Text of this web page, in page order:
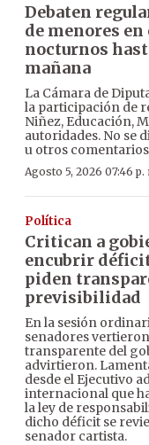
Debaten
de menores en
nocturnos
mañana
La Cámara de
la participación de
Niñez, Educación,
autoridades. No se
u otros
Agosto 5, 2026 07:46 p.
Política
Critican a
encubrir
piden
previsibilidad
En la sesión
senadores
transparente del
advirtieron.
desde el Ejecutivo
internacional que
la ley de
dicho déficit se
senador cartista.